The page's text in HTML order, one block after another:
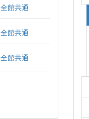
全館共通
全館共通
全館共通